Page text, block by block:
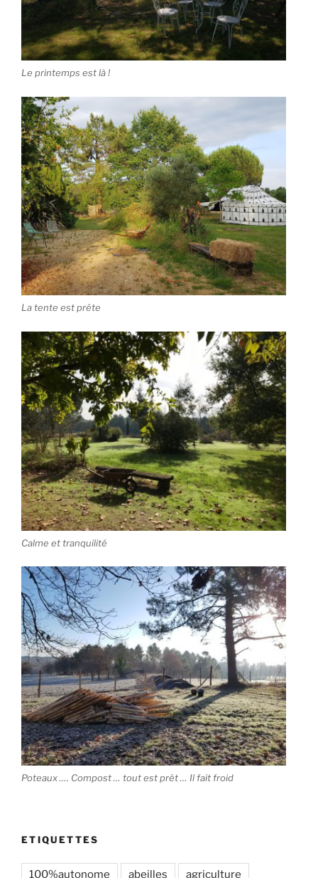
Le printemps est là !
La tente est prête
Calme et tranquilité
Poteaux …. Compost … tout est prêt … Il fait froid
ETIQUETTES
100%autonome abeilles agriculture